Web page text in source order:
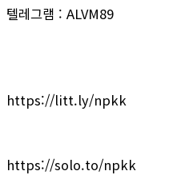
텔레그램 : ALVM89
https://litt.ly/npkk
https://solo.to/npkk